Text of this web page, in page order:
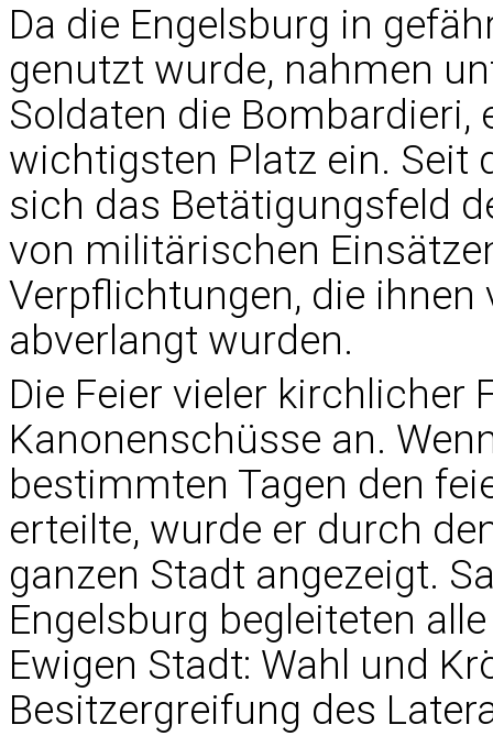
Da die Engelsburg in
genutzt wurde, nahmen
Soldaten die
wichtigsten Platz ein. Seit
sich das Betätigungsfeld
von militärischen
Verpflichtungen, die
abverlangt wurden.
Die Feier vieler kirchlicher
Kanonenschüsse an.
bestimmten Tagen den
erteilte, wurde er durch
ganzen Stadt angezeigt.
Engelsburg begleiteten
Ewigen Stadt: Wahl und
Besitzergreifung des